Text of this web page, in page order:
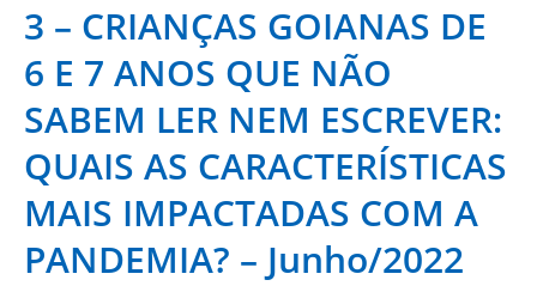
3 – CRIANÇAS GOIANAS DE
6 E 7 ANOS QUE NÃO
SABEM LER NEM ESCREVER:
QUAIS AS CARACTERÍSTICAS
MAIS IMPACTADAS COM A
PANDEMIA? – Junho/2022